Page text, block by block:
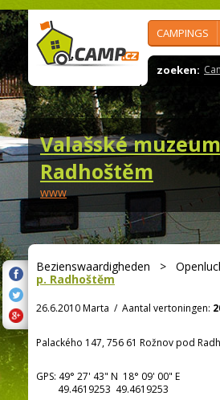
CAMPINGS
zoeken:
Valašské
Radhoštěm
www
Bezienswaardigheden >
p. Radhoštěm
26.6.2010 Marta / Aantal vertoningen:
Palackého 147, 756 61 Rožnov pod
GPS: 49° 27' 43" N 18° 09' 00" E
49.4619253 49.4619253